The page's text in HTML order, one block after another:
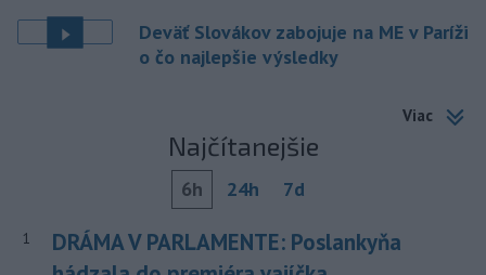
Deväť Slovákov zabojuje na ME v Paríži
o čo najlepšie výsledky
Viac
Najčítanejšie
6h 24h 7d
1
DRÁMA V PARLAMENTE: Poslankyňa